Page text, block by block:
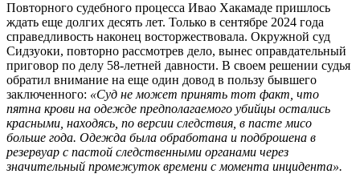
Повторного судебного процесса Ивао Хакамаде пришлось
ждать еще долгих десять лет. Только в сентябре 2024 года
справедливость наконец восторжествовала. Окружной суд
Сидзуоки, повторно рассмотрев дело, вынес оправдательный
приговор по делу 58-летней давности. В своем решении судья
обратил внимание на еще один довод в пользу бывшего
заключенного: «Суд не может принять тот факт, что
пятна крови на одежде предполагаемого убийцы остались
красными, находясь, по версии следствия, в пасте мисо
больше года. Одежда была обработана и подброшена в
резервуар с пастой следственными органами через
значительный промежуток времени с момента инцидента».